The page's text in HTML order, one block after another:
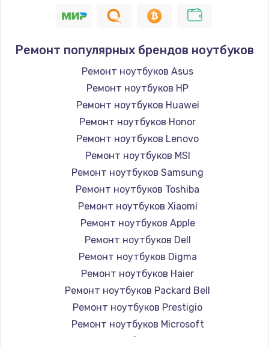
Ремонт популярных брендов ноутбуков
Ремонт ноутбуков Asus
Ремонт ноутбуков HP
Ремонт ноутбуков Huawei
Ремонт ноутбуков Honor
Ремонт ноутбуков Lenovo
Ремонт ноутбуков MSI
Ремонт ноутбуков Samsung
Ремонт ноутбуков Toshiba
Ремонт ноутбуков Xiaomi
Ремонт ноутбуков Apple
Ремонт ноутбуков Dell
Ремонт ноутбуков Digma
Ремонт ноутбуков Haier
Ремонт ноутбуков Packard Bell
Ремонт ноутбуков Prestigio
Ремонт ноутбуков Microsoft
Ремонт ноутбуков Alienware